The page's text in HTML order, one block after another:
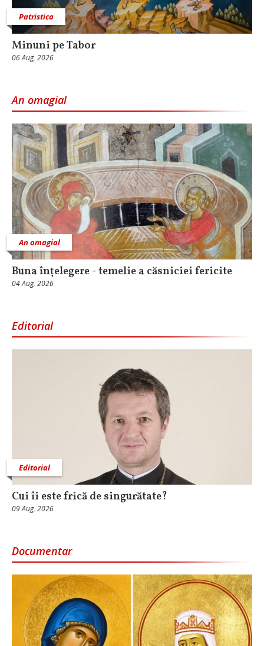
Patristica
Minuni pe Tabor
06 Aug, 2026
An omagial
An omagial
Buna înțelegere - temelie a căsniciei fericite
04 Aug, 2026
Editorial
Editorial
Cui îi este frică de singurătate?
09 Aug, 2026
Documentar